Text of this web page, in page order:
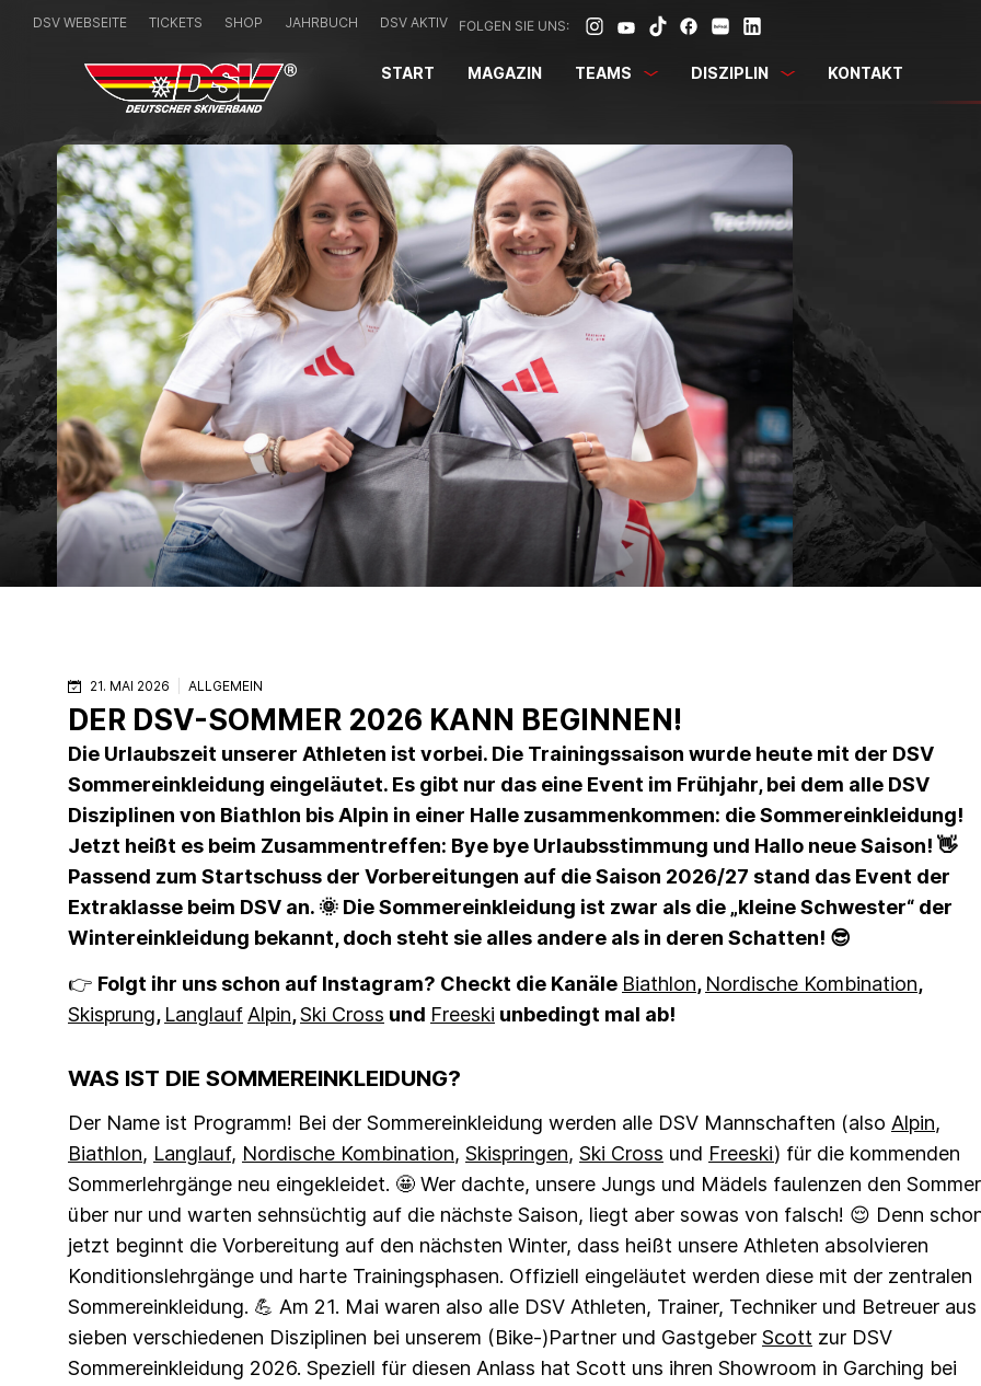
DSV WEBSEITE TICKETS SHOP JAHRBUCH DSV AKTIV FOLGEN SIE UNS:
START MAGAZIN TEAMS DISZIPLIN KONTAKT
21. MAI 2026 ALLGEMEIN
DER DSV-SOMMER 2026 KANN BEGINNEN!
Die Urlaubszeit unserer Athleten ist vorbei. Die Trainingssaison wurde heute mit der DSV
Sommereinkleidung eingeläutet. Es gibt nur das eine Event im Frühjahr, bei dem alle DSV
Disziplinen von Biathlon bis Alpin in einer Halle zusammenkommen: die Sommereinkleidung!
Jetzt heißt es beim Zusammentreffen: Bye bye Urlaubsstimmung und Hallo neue Saison! 👋
Passend zum Startschuss der Vorbereitungen auf die Saison 2026/27 stand das Event der
Extraklasse beim DSV an. 🌞 Die Sommereinkleidung ist zwar als die „kleine Schwester“ der
Wintereinkleidung bekannt, doch steht sie alles andere als in deren Schatten! 😎
👉 Folgt ihr uns schon auf Instagram? Checkt die Kanäle Biathlon, Nordische Kombination,
Skisprung, Langlauf Alpin,Ski Cross und Freeski unbedingt mal ab!
WAS IST DIE SOMMEREINKLEIDUNG?
Der Name ist Programm! Bei der Sommereinkleidung werden alle DSV Mannschaften (also Alpin,
Biathlon, Langlauf, Nordische Kombination, Skispringen, Ski Cross und Freeski) für die kommenden
Sommerlehrgänge neu eingekleidet. 🤩 Wer dachte, unsere Jungs und Mädels faulenzen den Sommer
über nur und warten sehnsüchtig auf die nächste Saison, liegt aber sowas von falsch! 😌 Denn
jetzt beginnt die Vorbereitung auf den nächsten Winter, dass heißt unsere Athleten absolvieren
Konditionslehrgänge und harte Trainingsphasen. Offiziell eingeläutet werden diese mit der zentralen
Sommereinkleidung. 💪 Am 21. Mai waren also alle DSV Athleten, Trainer, Techniker und Betreuer aus
sieben verschiedenen Disziplinen bei unserem (Bike-)Partner und Gastgeber Scott zur DSV
Sommereinkleidung 2026. Speziell für diesen Anlass hat Scott uns ihren Showroom in Garching bei